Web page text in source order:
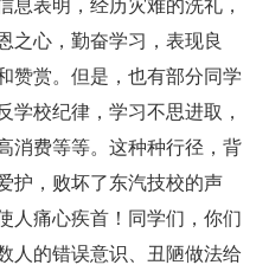
息表明，经历灾难的洗礼，
之心，勤奋学习，表现良
赞赏。但是，也有部分同学
学校纪律，学习不思进取，
消费等等。这种种行径，背
护，败坏了东汽技校的声
人痛心疾首！同学们，你们
人的错误意识、丑陋做法给